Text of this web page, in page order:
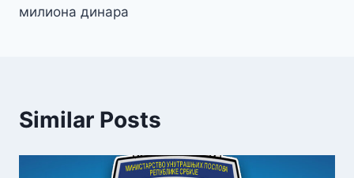
милиона динара
Similar Posts